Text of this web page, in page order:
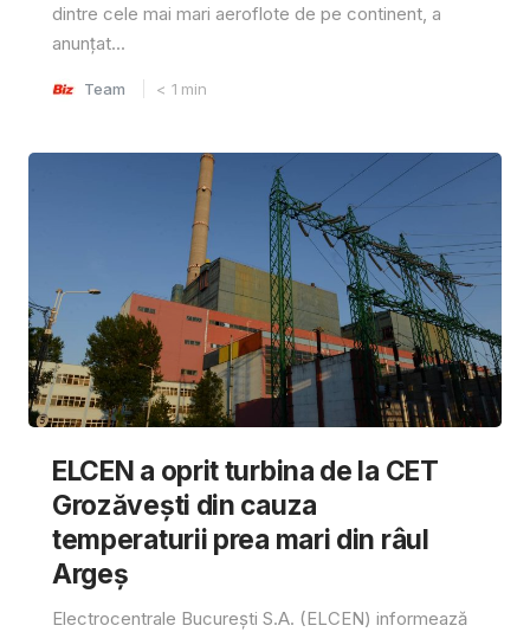
dintre cele mai mari aeroflote de pe continent, a
anunțat...
Team < 1 min
ELCEN a oprit turbina de la CET
Grozăvești din cauza
temperaturii prea mari din râul
Argeș
Electrocentrale București S.A. (ELCEN) informează